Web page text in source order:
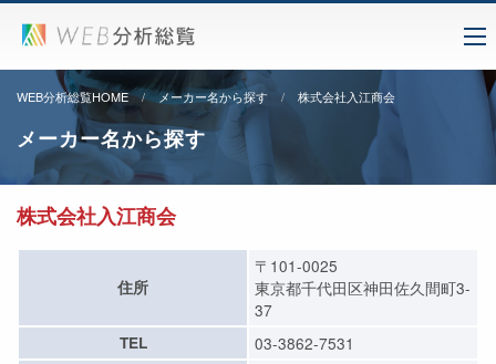
WEB分析総覧HOME メーカー名から探す 株式会社入江商会
メーカー名から探す
株式会社入江商会
住所
〒101-0025
東京都千代田区神田佐久間町3-
37
TEL 03-3862-7531